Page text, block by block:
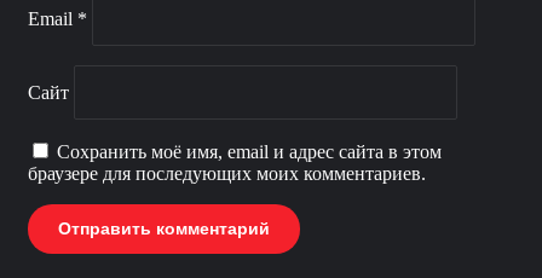
Email *
Сайт
Сохранить моё имя, email и адрес сайта в этом
браузере для последующих моих комментариев.